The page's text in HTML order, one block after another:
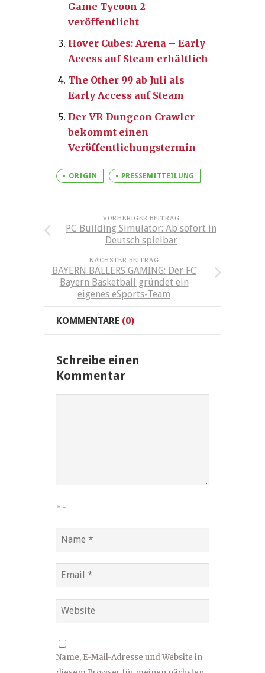
Game Tycoon 2
veröffentlicht
Hover Cubes: Arena – Early
Access auf Steam erhältlich
The Other 99 ab Juli als
Early Access auf Steam
Der VR-Dungeon Crawler
bekommt einen
Veröffentlichungstermin
ORIGIN PRESSEMITTEILUNG
VORHERIGER BEITRAG
PC Building Simulator: Ab sofort in
Deutsch spielbar
NÄCHSTER BEITRAG
BAYERN BALLERS GAMING: Der FC
Bayern Basketball gründet ein
eigenes eSports-Team
KOMMENTARE (0)
Schreibe einen
Kommentar
* =
Name, E-Mail-Adresse und Website in